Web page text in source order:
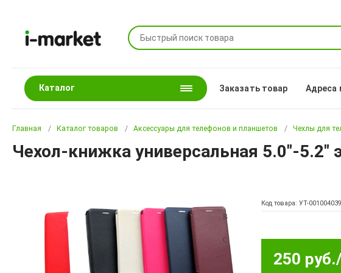
Каталог Заказать товар Адреса
Главная Каталог товаров Аксессуары для телефонов и планшетов Чехлы для
Чехол-книжка универсальная 5.0"-
Код товара: УТ-001004039
250 руб.